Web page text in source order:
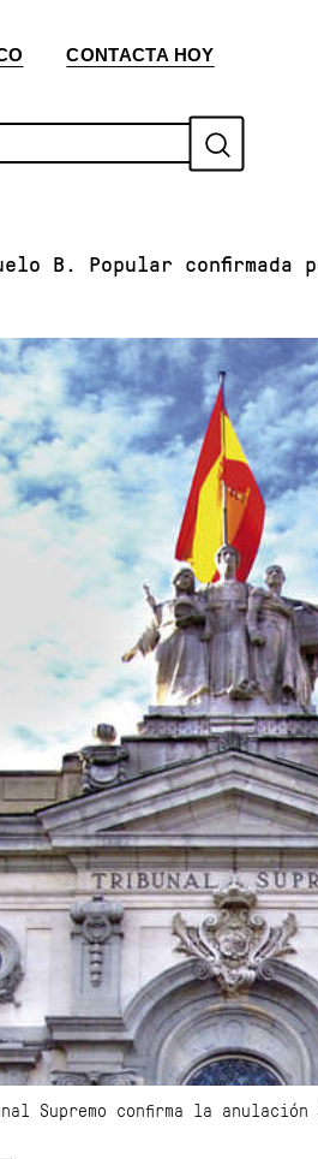
CONTACTA HOY
S
u
b
m
i
t
B. Popular confirmada
Supremo confirma la